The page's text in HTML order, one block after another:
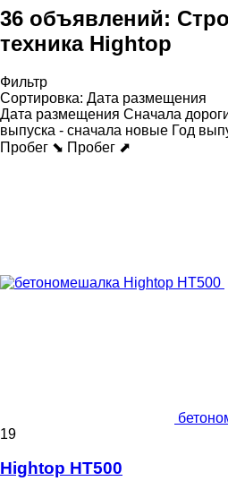
36 объявлений:
техника Hightop
Фильтр
Сортировка: Дата размещения
Дата размещения Сначала
выпуска - сначала новые Год
Пробег ⬊ Пробег ⬈
19
Hightop HT500